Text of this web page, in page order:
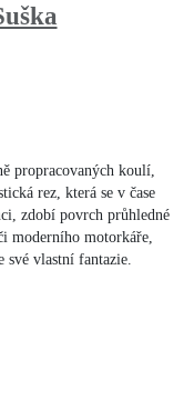
propracovaných koulí,
rez, která se v čase
zdobí povrch průhledné
moderního motorkáře,
své vlastní fantazie.